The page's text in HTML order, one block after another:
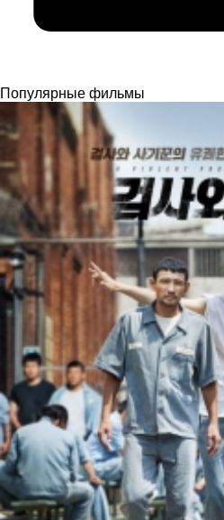
Популярные фильмы